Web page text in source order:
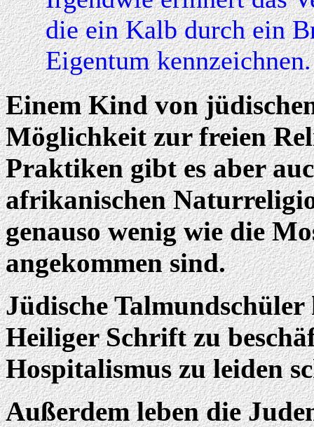
die ein Kalb durch ein
Eigentum kennzeichnen.
Einem Kind von
Möglichkeit zur freien
Praktiken gibt es aber
afrikanischen
genauso wenig wie die
angekommen sind.
Jüdische
Heiliger Schrift zu
Hospitalismus zu leiden
Außerdem leben die